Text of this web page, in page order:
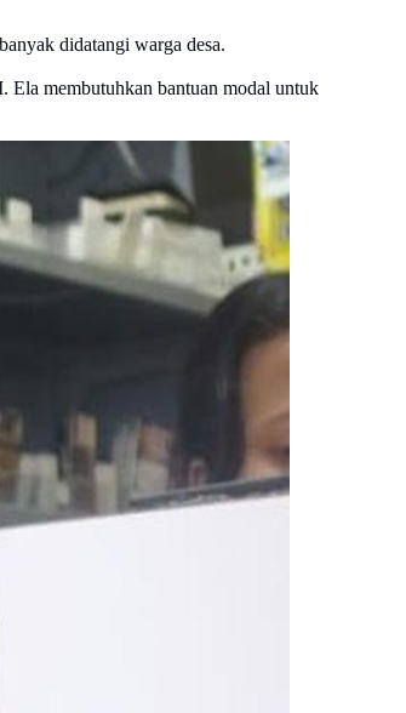
didatangi warga desa.
membutuhkan bantuan modal untuk